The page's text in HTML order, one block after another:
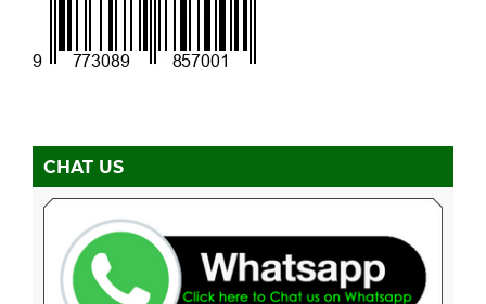
CHAT US